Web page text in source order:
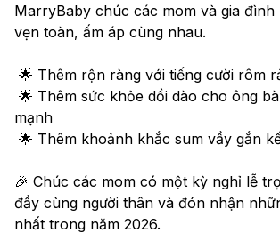
MarryBaby chúc các mom và gia đình
vẹn toàn, ấm áp cùng nhau.
🌟 Thêm rộn ràng với tiếng cười rôm
mạnh
🌟 Thêm khoảnh khắc sum vầy gắn
🎉 Chúc các mom có một kỳ nghỉ lễ
đầy cùng người thân và đón nhận
nhất trong năm 2026.